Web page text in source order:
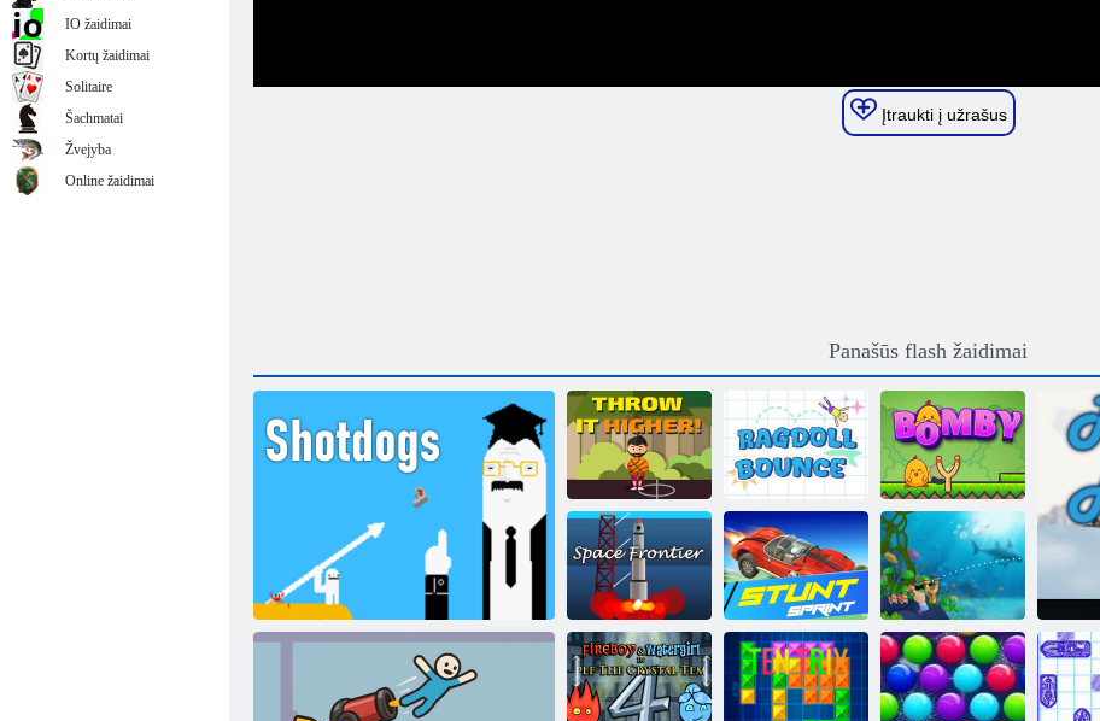
Įtraukti į užrašus
Panašūs flash žaidimai
Mesti aukščiau!
Ragdoll
atšokimas
Bombis
Kosmoso
pasienis
Kaskadininkų
sprintas
Įnirtinga žuvis
IO žaidimai
Kortų žaidimai
Solitaire
Šachmatai
Žvejyba
Online žaidimai